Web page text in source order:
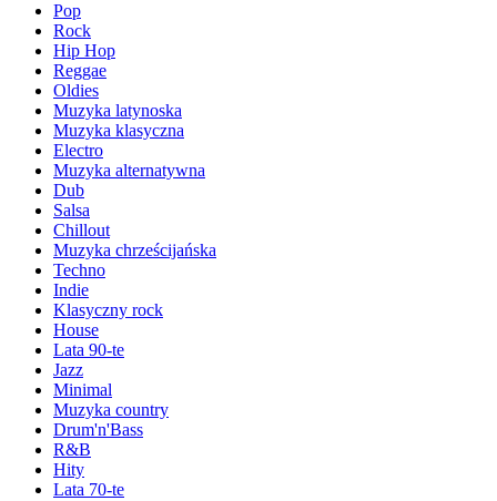
Pop
Rock
Hip Hop
Reggae
Oldies
Muzyka latynoska
Muzyka klasyczna
Electro
Muzyka alternatywna
Dub
Salsa
Chillout
Muzyka chrześcijańska
Techno
Indie
Klasyczny rock
House
Lata 90-te
Jazz
Minimal
Muzyka country
Drum'n'Bass
R&B
Hity
Lata 70-te